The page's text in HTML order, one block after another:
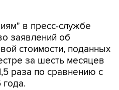
в пресс-службе
заявлений об
стоимости, поданных
за шесть месяцев
раза по сравнению с